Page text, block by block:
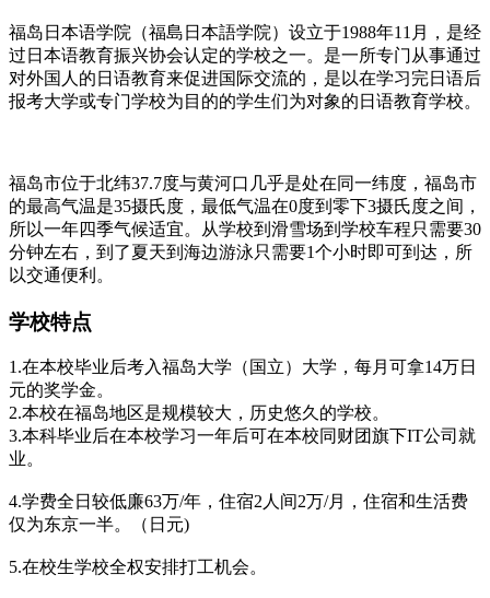
福岛日本语学院（福島日本語学院）设立于1988年11月，是经
过日本语教育振兴协会认定的学校之一。是一所专门从事通过
对外国人的日语教育来促进国际交流的，是以在学习完日语后
报考大学或专门学校为目的的学生们为对象的日语教育学校。
福岛市位于北纬37.7度与黄河口几乎是处在同一纬度，福岛市
的最高气温是35摄氏度，最低气温在0度到零下3摄氏度之间，
所以一年四季气候适宜。从学校到滑雪场到学校车程只需要30
分钟左右，到了夏天到海边游泳只需要1个小时即可到达，所
以交通便利。
学校特点
1.在本校毕业后考入福岛大学（国立）大学，每月可拿14万日
元的奖学金。
2.本校在福岛地区是规模较大，历史悠久的学校。
3.本科毕业后在本校学习一年后可在本校同财团旗下IT公司就
业。
4.学费全日较低廉63万/年，住宿2人间2万/月，住宿和生活费
仅为东京一半。（日元)
5.在校生学校全权安排打工机会。